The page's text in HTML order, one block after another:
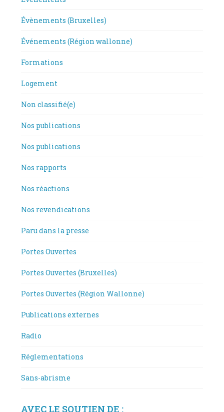
Évènements (Bruxelles)
Événements (Région wallonne)
Formations
Logement
Non classifié(e)
Nos publications
Nos publications
Nos rapports
Nos réactions
Nos revendications
Paru dans la presse
Portes Ouvertes
Portes Ouvertes (Bruxelles)
Portes Ouvertes (Région Wallonne)
Publications externes
Radio
Réglementations
Sans-abrisme
AVEC LE SOUTIEN DE :